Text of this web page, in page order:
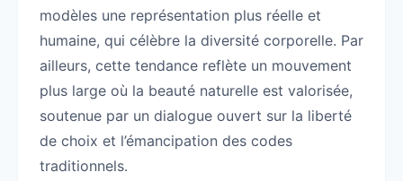
modèles une représentation plus réelle et
humaine, qui célèbre la diversité corporelle. Par
ailleurs, cette tendance reflète un mouvement
plus large où la beauté naturelle est valorisée,
soutenue par un dialogue ouvert sur la liberté
de choix et l’émancipation des codes
traditionnels.